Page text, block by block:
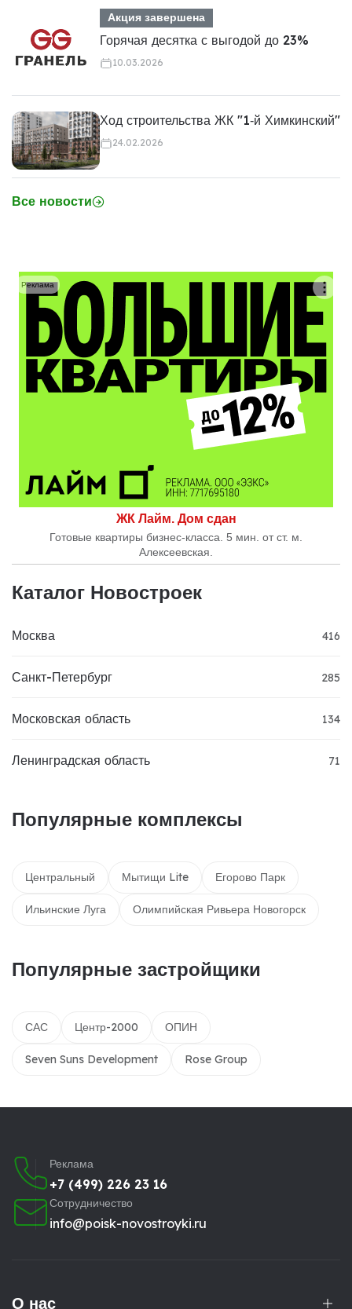
Акция завершена
Горячая десятка с выгодой до 23%
10.03.2026
Ход строительства ЖК "1‑й Химкинский"
24.02.2026
Все новости
ЖК Лайм. Дом сдан
Готовые квартиры бизнес-класса. 5 мин. от ст. м.
Алексеевская.
Реклама
Каталог Новостроек
Москва 416
Санкт-Петербург 285
Московская область 134
Ленинградская область 71
Популярные комплексы
Центральный Мытищи Lite Егорово Парк
Ильинские Луга Олимпийская Ривьера Новогорск
Популярные застройщики
САС Центр-2000 ОПИН
Seven Suns Development Rose Group
Реклама
+7 (499) 226 23 16
Сотрудничество
info@poisk-novostroyki.ru
О нас